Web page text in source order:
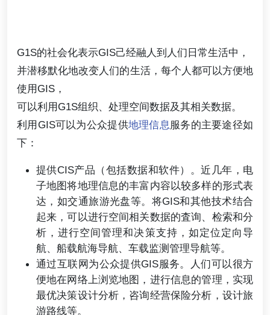
G1S的社会化表示GIS己经融人到人们日常生活中，
并潜移默化地改变人们的生活，每个人都可以方便地
使用GIS，
可以利用G1S组织、处理空间数据及其相关数据。
利用GIS可以为公众提供地理信息服务的主要途径如
下：
提供CIS产品（包括数据和软件）。近几年，电
子地图将地理信息的丰富内容以较多样的形式表
达，如交通旅游光盘等。将GIS和其他技术结合
起来，可以进行空间相关数据的査询、检索和分
析，进行空间管理和决策支持，如定位定向导
航、船载航海导航、车载监测管理导航等。
通过互联网为公众提供GIS服务。人们可以很方
便地在网络上浏览地图，进行信息的管理，实现
最优决策设计分析，咨询经营保险分析，设计旅
游路线等。